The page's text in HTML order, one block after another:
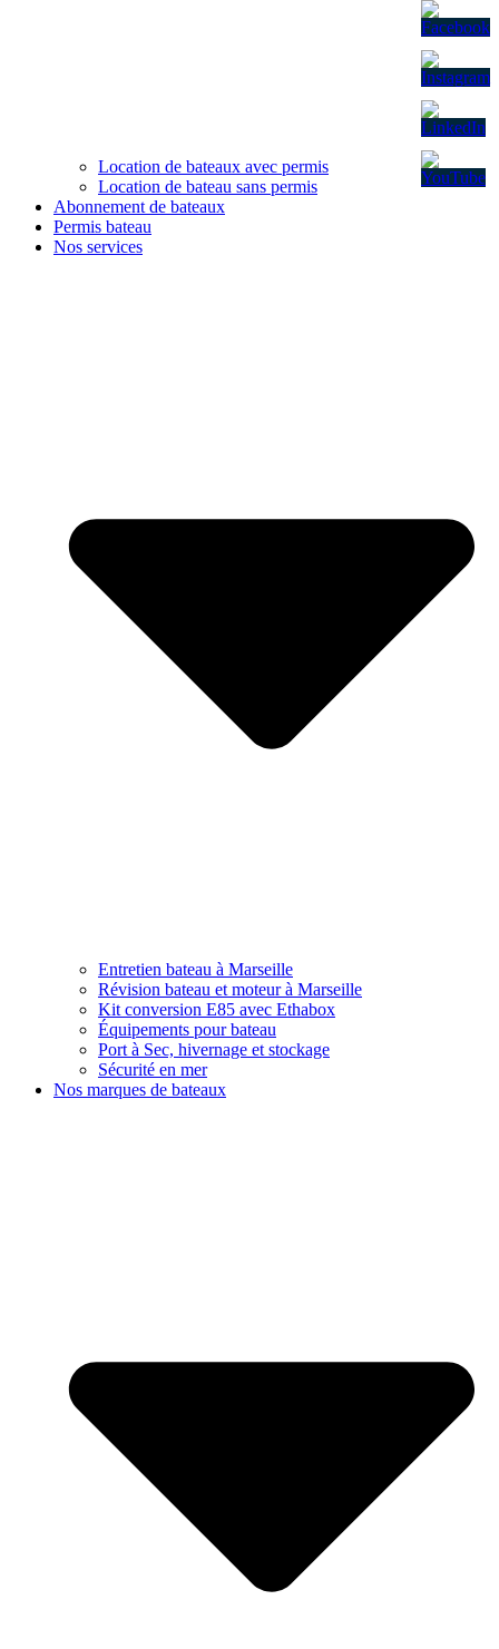
Location de bateaux avec permis
Location de bateau sans permis
Abonnement de bateaux
Permis bateau
Nos services
Entretien bateau à Marseille
Révision bateau et moteur à Marseille
Kit conversion E85 avec Ethabox
Équipements pour bateau
Port à Sec, hivernage et stockage
Sécurité en mer
Nos marques de bateaux